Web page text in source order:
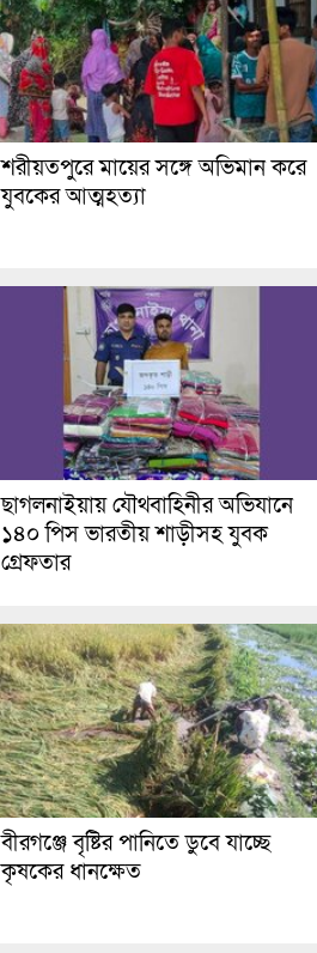
শরীয়তপুরে মায়ের সঙ্গে অভিমান করে
যুবকের আত্মহত্যা
ছাগলনাইয়ায় যৌথবাহিনীর অভিযানে
১৪০ পিস ভারতীয় শাড়ীসহ যুবক
গ্রেফতার
বীরগঞ্জে বৃষ্টির পানিতে ডুবে যাচ্ছে
কৃষকের ধানক্ষেত